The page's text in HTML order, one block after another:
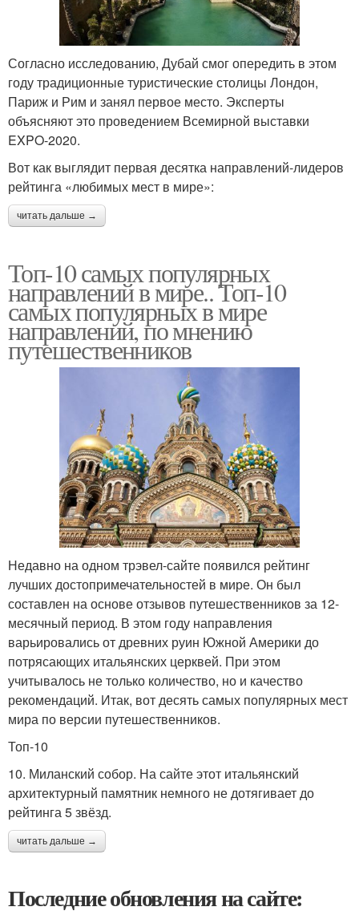
Согласно исследованию, Дубай смог опередить в этом
году традиционные туристические столицы Лондон,
Париж и Рим и занял первое место. Эксперты
объясняют это проведением Всемирной выставки
EXPO-2020.
Вот как выглядит первая десятка направлений-лидеров
рейтинга «любимых мест в мире»:
читать дальше →
Топ-10 самых популярных
направлений в мире.. Топ-10
самых популярных в мире
направлений, по мнению
путешественников
Недавно на одном трэвел-сайте появился рейтинг
лучших достопримечательностей в мире. Он был
составлен на основе отзывов путешественников за 12-
месячный период. В этом году направления
варьировались от древних руин Южной Америки до
потрясающих итальянских церквей. При этом
учитывалось не только количество, но и качество
рекомендаций. Итак, вот десять самых популярных мест
мира по версии путешественников.
Топ-10
10. Миланский собор. На сайте этот итальянский
архитектурный памятник немного не дотягивает до
рейтинга 5 звёзд.
читать дальше →
Последние обновления на сайте: